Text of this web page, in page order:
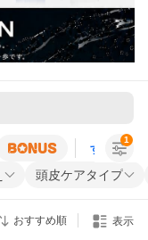
すべての条
頭皮ケアタイプ
1
おすすめ順 表示